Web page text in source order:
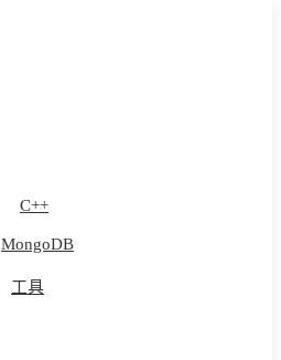
C++
MongoDB
工具